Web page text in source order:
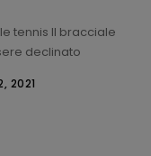
tennis Il bracciale
declinato
2021